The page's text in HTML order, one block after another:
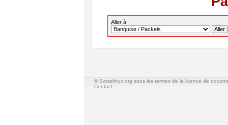
Aller à
© Swisslinux.org sous les termes de la licence de
Contact